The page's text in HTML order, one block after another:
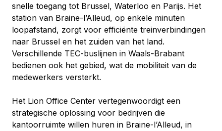
snelle toegang tot Brussel, Waterloo en Parijs. Het
station van Braine-l’Alleud, op enkele minuten
loopafstand, zorgt voor efficiënte treinverbindingen
naar Brussel en het zuiden van het land.
Verschillende TEC-buslijnen in Waals-Brabant
bedienen ook het gebied, wat de mobiliteit van de
medewerkers versterkt.
Het Lion Office Center vertegenwoordigt een
strategische oplossing voor bedrijven die
kantoorruimte willen huren in Braine-l’Alleud, in